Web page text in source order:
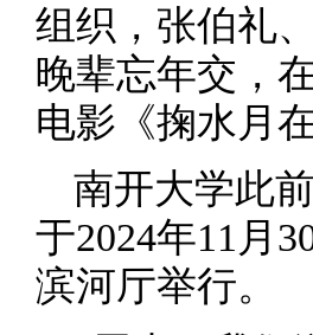
组织，张伯礼
晚辈忘年交，
电影《掬水月
南开大学此
于2024年11月
滨河厅举行。